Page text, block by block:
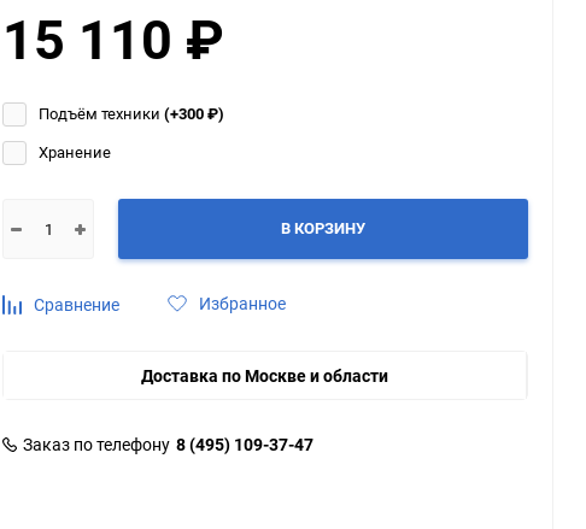
15 110 ₽
Подъём техники (+300₽)
Хранение
В КОРЗИНУ
Сравнение Избранное
Доставка по Москве и области
Заказ по телефону 8 (495) 109-37-47